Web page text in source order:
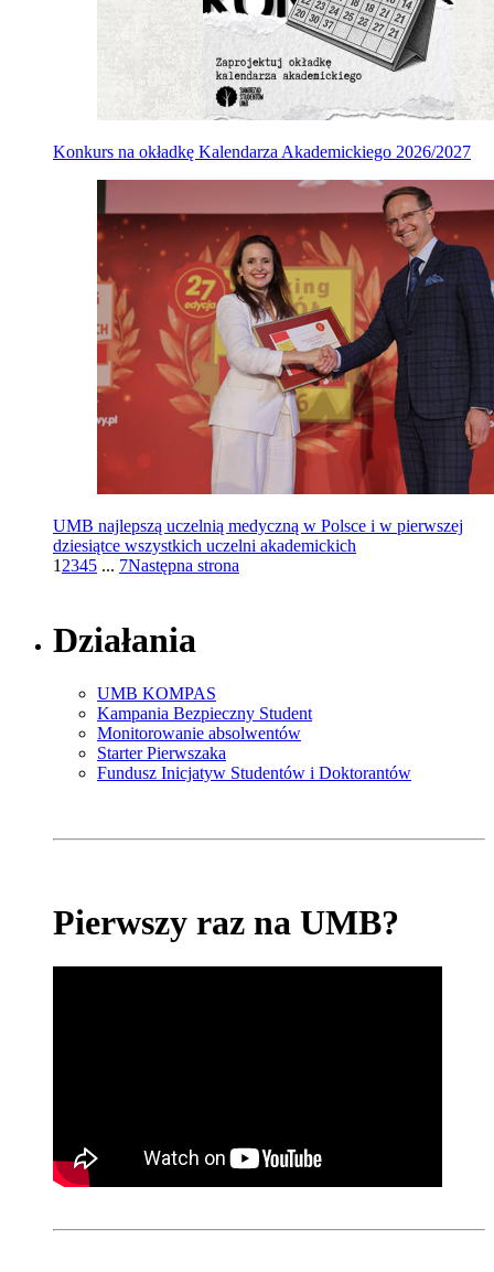
Konkurs na okładkę Kalendarza Akademickiego 2026/2027
UMB najlepszą uczelnią medyczną w Polsce i w pierwszej
dziesiątce wszystkich uczelni akademickich
1 2345 ... 7Następna strona
Działania
UMB KOMPAS
Kampania Bezpieczny Student
Monitorowanie absolwentów
Starter Pierwszaka
Fundusz Inicjatyw Studentów i Doktorantów
Pierwszy raz na UMB?